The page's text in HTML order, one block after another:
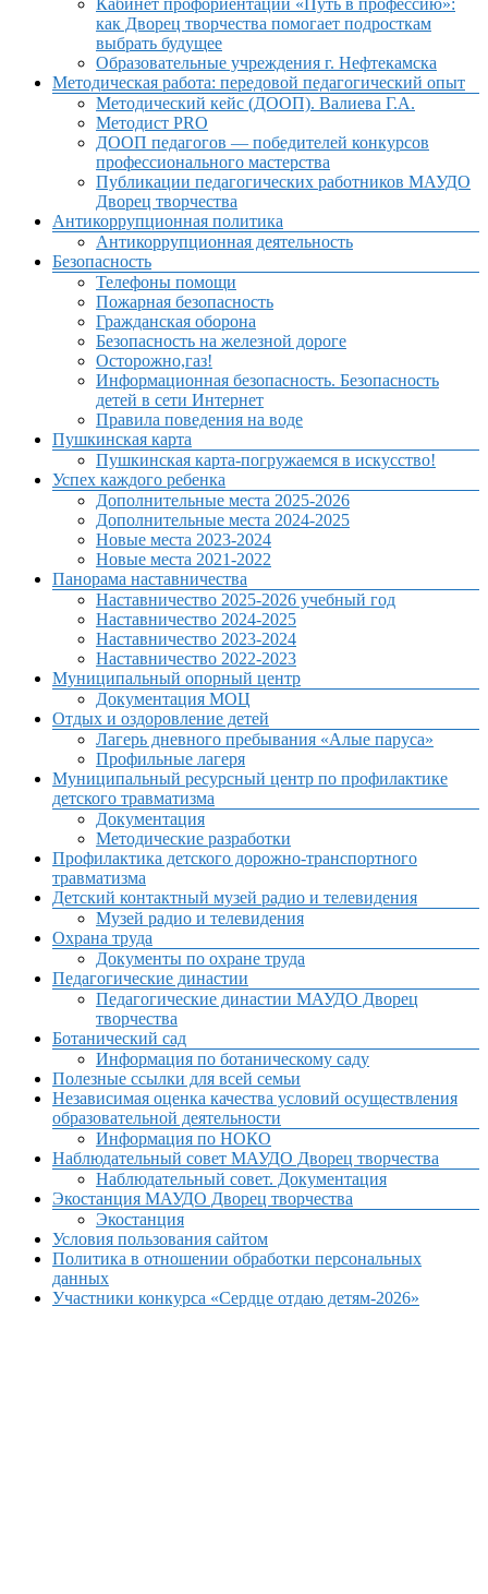
Кабинет профориентации «Путь в профессию»:
как Дворец творчества помогает подросткам
выбрать будущее
Образовательные учреждения г. Нефтекамска
Методическая работа: передовой педагогический опыт
Методический кейс (ДООП). Валиева Г.А.
Методист PRO
ДООП педагогов — победителей конкурсов
профессионального мастерства
Публикации педагогических работников МАУДО
Дворец творчества
Антикоррупционная политика
Антикоррупционная деятельность
Безопасность
Телефоны помощи
Пожарная безопасность
Гражданская оборона
Безопасность на железной дороге
Осторожно,газ!
Информационная безопасность. Безопасность
детей в сети Интернет
Правила поведения на воде
Пушкинская карта
Пушкинская карта-погружаемся в искусство!
Успех каждого ребенка
Дополнительные места 2025-2026
Дополнительные места 2024-2025
Новые места 2023-2024
Новые места 2021-2022
Панорама наставничества
Наставничество 2025-2026 учебный год
Наставничество 2024-2025
Наставничество 2023-2024
Наставничество 2022-2023
Муниципальный опорный центр
Документация МОЦ
Отдых и оздоровление детей
Лагерь дневного пребывания «Алые паруса»
Профильные лагеря
Муниципальный ресурсный центр по профилактике
детского травматизма
Документация
Методические разработки
Профилактика детского дорожно-транспортного
травматизма
Детский контактный музей радио и телевидения
Музей радио и телевидения
Охрана труда
Документы по охране труда
Педагогические династии
Педагогические династии МАУДО Дворец
творчества
Ботанический сад
Информация по ботаническому саду
Полезные ссылки для всей семьи
Независимая оценка качества условий осуществления
образовательной деятельности
Информация по НОКО
Наблюдательный совет МАУДО Дворец творчества
Наблюдательный совет. Документация
Экостанция МАУДО Дворец творчества
Экостанция
Условия пользования сайтом
Политика в отношении обработки персональных
данных
Участники конкурса «Сердце отдаю детям-2026»